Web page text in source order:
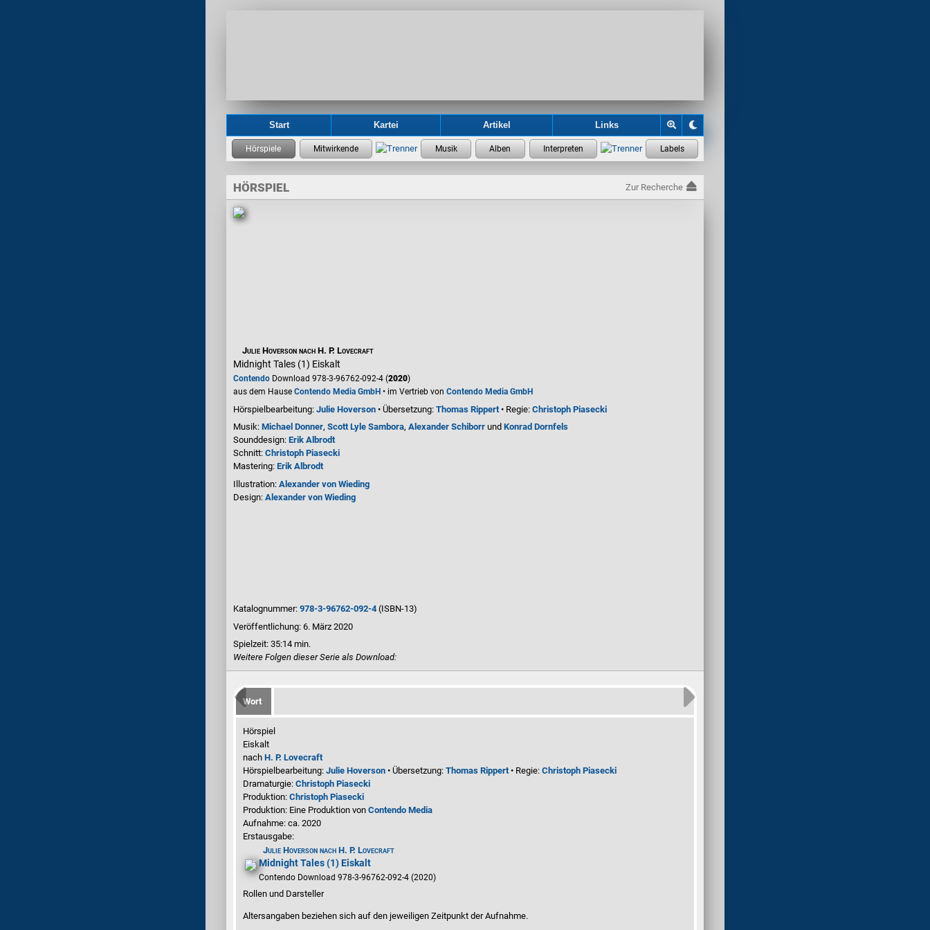
Start Kartei Artikel Links
HÖRSPIEL Zur Recherche
Julie Hoverson nach H. P. Lovecraft
Midnight Tales (1) Eiskalt
Contendo Download 978-3-96762-092-4 (2020)
aus dem Hause Contendo Media GmbH • im Vertrieb von Contendo Media GmbH
Hörspielbearbeitung: Julie Hoverson • Übersetzung: Thomas Rippert • Regie: Christoph Piasecki
Musik: Michael Donner, Scott Lyle Sambora, Alexander Schiborr und Konrad Dornfels
Sounddesign: Erik Albrodt
Schnitt: Christoph Piasecki
Mastering: Erik Albrodt
Illustration: Alexander von Wieding
Design: Alexander von Wieding
Katalognummer: 978-3-96762-092-4(ISBN-13)
Veröffentlichung: 6. März 2020
Spielzeit: 35:14 min.
Weitere Folgen dieser Serie als Download:
Wort
Hörspiel
Eiskalt
nach H. P. Lovecraft
Hörspielbearbeitung: Julie Hoverson • Übersetzung: Thomas Rippert • Regie: Christoph Piasecki
Dramaturgie: Christoph Piasecki
Produktion: Christoph Piasecki
Produktion: Eine Produktion von Contendo Media
Aufnahme: ca. 2020
Erstausgabe:
Julie Hoverson nach H. P. Lovecraft
Midnight Tales (1) Eiskalt
Contendo Download 978-3-96762-092-4 (2020)
Rollen und Darsteller
Altersangaben beziehen sich auf den jeweiligen Zeitpunkt der Aufnahme.